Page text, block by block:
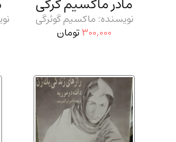
مدرسان شریف و انتشارت ارشد
دانشگاه پیامـ نور(10)
نویسنده: ماکسیم گوئرگی
300,000تومان